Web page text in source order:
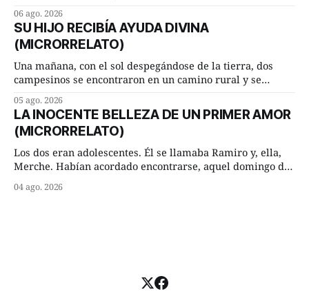
Dime, hombre sabio, ¿qué es el amor según tú? Su
consejero, que era muy prudente y astuto le respondió de
inmediato:
06 ago. 2026
SU HIJO RECIBÍA AYUDA DIVINA
(MICRORRELATO)
Una mañana, con el sol despegándose de la tierra, dos
campesinos se encontraron en un camino rural y se
remolachas, Manuel? —quiso saber uno. —Eso acabo de
hacer, Paco. ¿Cómo va ese maíz tuyo? --se interesó el otro.
—De momento mejor
05 ago. 2026
LA INOCENTE BELLEZA DE UN PRIMER AMOR
(MICRORRELATO)
Los dos eran adolescentes. Él se llamaba Ramiro y, ella,
Merche. Habían acordado encontrarse, aquel domingo de
lugar del río que debía este nombre a la pronunciada
04 ago. 2026